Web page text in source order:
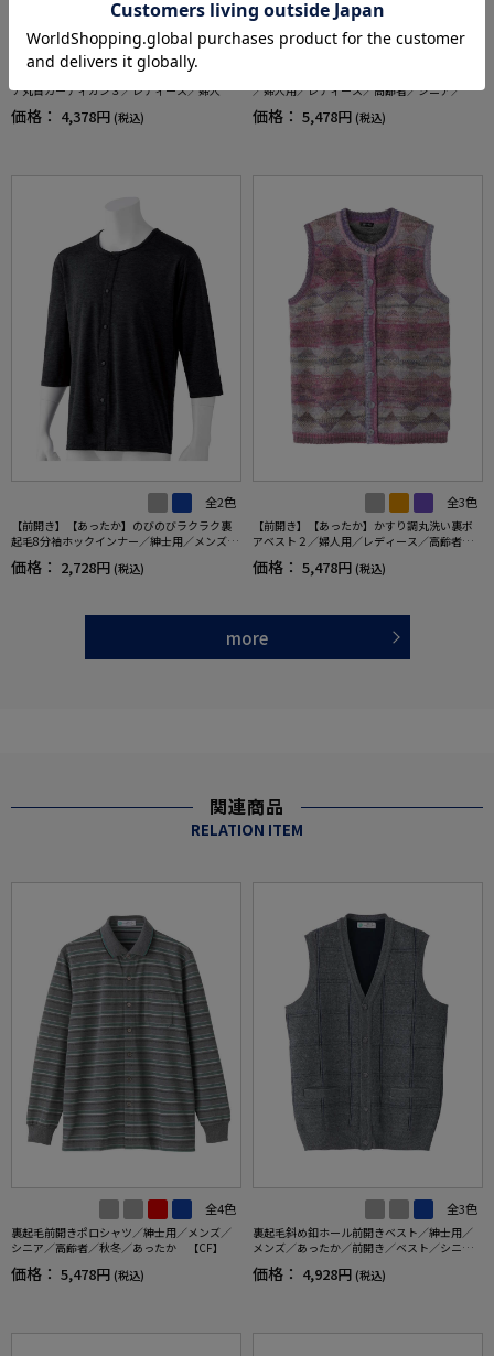
【裏フリース】【前開き】あったかワンタッ
チ丸首カーディガン３／レディース／婦人用
／高齢者／シニア／おしゃれ／名前記入欄付
き／ゆったり／ギフト／プレゼント【CF】
価格： 4,378円 (税込)
／婦人用／レディース／高齢者／シニア／猫
柄／カジュアル／プレゼント／ギフト【CF】
価格： 5,478円 (税込)
全2色
【前開き】【あったか】のびのびラクラク裏
起毛8分袖ホックインナー／紳士用／メンズ／
シニア／高齢者／着脱しやすい／秋冬／肌着
【CF】
価格： 2,728円 (税込)
全3色
【前開き】【あったか】かすり調丸洗い裏ボ
アベスト２／婦人用／レディース／高齢者／
シニア／重ね着／おしゃれ／洗濯機OK／名前
記入欄付／ゆったり／プレゼント／ギフト【C
価格： 5,478円 (税込)
more
関連商品
RELATION ITEM
全4色
裏起毛前開きポロシャツ／紳士用／メンズ／
シニア／高齢者／秋冬／あったか 【CF】
価格： 5,478円 (税込)
全3色
裏起毛斜め釦ホール前開きベスト／紳士用／
メンズ／あったか／前開き／ベスト／シニア
／高齢者 【CF】
価格： 4,928円 (税込)